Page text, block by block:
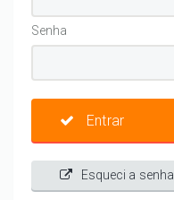
Senha
Entrar
Esqueci a senha